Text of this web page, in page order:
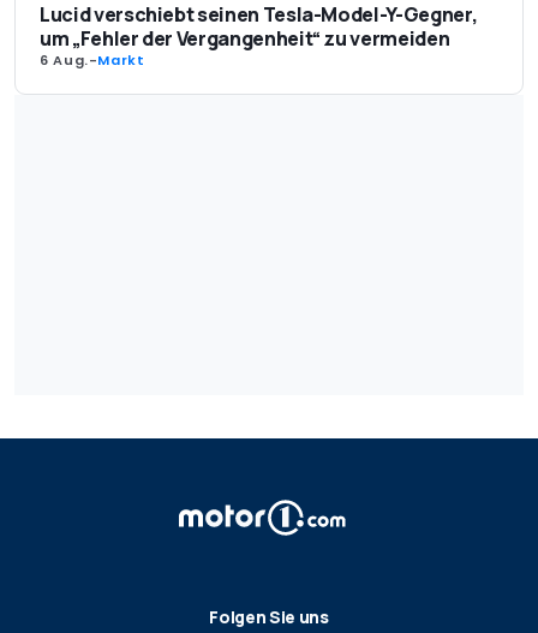
Lucid verschiebt seinen Tesla-Model-Y-Gegner,
um „Fehler der Vergangenheit“ zu vermeiden
6 Aug.-Markt
Folgen Sie uns